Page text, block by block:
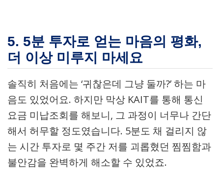
5. 5분 투자로 얻는 마음의 평화,
더 이상 미루지 마세요
솔직히 처음에는 ‘귀찮은데 그냥 둘까?’ 하는 마
음도 있었어요. 하지만 막상 KAIT를 통해 통신
요금 미납조회를 해보니, 그 과정이 너무나 간단
해서 허무할 정도였습니다. 5분도 채 걸리지 않
는 시간 투자로 몇 주간 저를 괴롭혔던 찜찜함과
불안감을 완벽하게 해소할 수 있었죠.